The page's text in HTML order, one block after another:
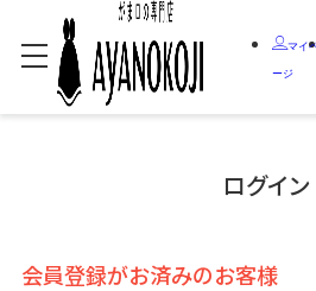
マイ
ージ
ログイン
会員登録がお済みのお客様